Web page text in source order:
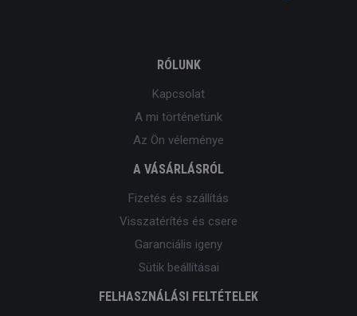
RÓLUNK
Kapcsolat
A mi történetünk
Az Ön véleménye
A VÁSÁRLÁSRÓL
Fizetés és szállítás
Visszatérítés és csere
Garanciális igeny
Sütik beállításai
FELHASZNÁLÁSI FELTÉTELEK